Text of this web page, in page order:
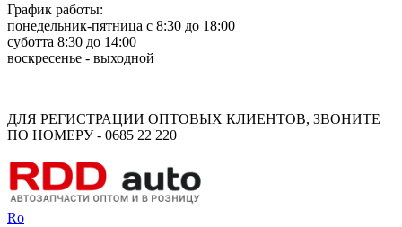
График работы:
понедельник-пятница с 8:30 до 18:00
суботта 8:30 до 14:00
воскресенье - выходной
ДЛЯ РЕГИСТРАЦИИ ОПТОВЫХ КЛИЕНТОВ, ЗВОНИТЕ
ПО НОМЕРУ - 0685 22 220
Ro